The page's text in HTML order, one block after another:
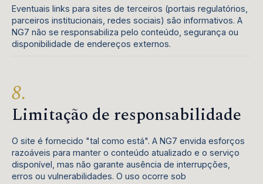
Eventuais links para sites de terceiros (portais regulatórios,
parceiros institucionais, redes sociais) são informativos. A
NG7 não se responsabiliza pelo conteúdo, segurança ou
disponibilidade de endereços externos.
Limitação de responsabilidade
O site é fornecido "tal como está". A NG7 envida esforços
razoáveis para manter o conteúdo atualizado e o serviço
disponível, mas não garante ausência de interrupções,
erros ou vulnerabilidades. O uso ocorre sob